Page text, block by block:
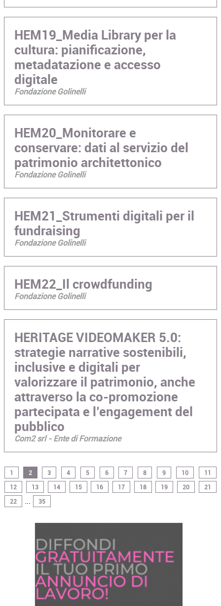
HEM19_Media Library per la
cultura: pianificazione,
metadatazione e accesso
digitale
Fondazione Golinelli
HEM20_Monitorare e
conservare: dati al servizio del
patrimonio architettonico
Fondazione Golinelli
HEM21_Strumenti digitali per il
fundraising
Fondazione Golinelli
HEM22_Il crowdfunding
Fondazione Golinelli
HERITAGE VIDEOMAKER 5.0:
strategie narrative sostenibili,
inclusive e digitali per
valorizzare il patrimonio, anche
attraverso la co-promozione
partecipata e l’engagement del
pubblico
Com2 srl - Ente di Formazione
1 2 3 4 5 6 7 8 9 10
11
12
13 14 15 16 17 18 19 20
21
22
... 35